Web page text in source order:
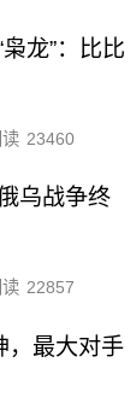
龙”：比比
23460
乌战争终
22857
，最大对手